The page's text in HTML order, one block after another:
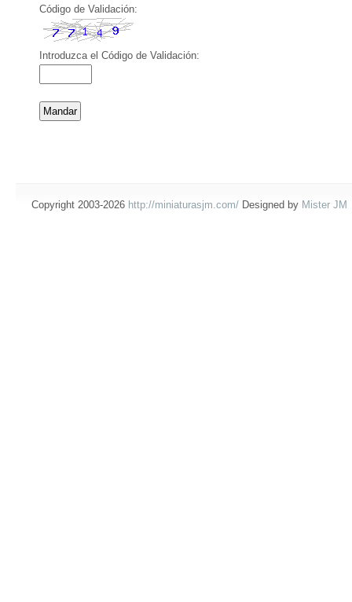
Código de Validación:
Introduzca el Código de Validación:
Copyright 2003-2026 http://miniaturasjm.com/ Designed by Mister JM